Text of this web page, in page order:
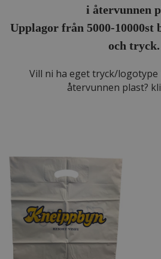
i återvunnen
Upplagor från 5000-10000st
och tryck.
Vill ni ha eget tryck/logotype
återvunnen plast?